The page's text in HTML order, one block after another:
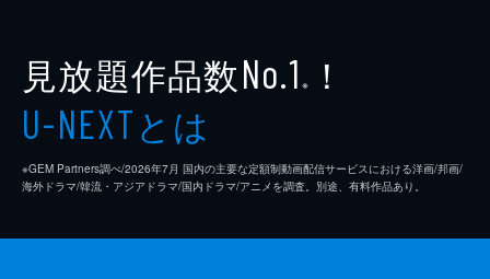
見放題作品数No.1 ※ ！
U-NEXTとは
※GEM Partners調べ/2026年7⽉ 国内の主要な定額制動画配信サービスにおける洋画/邦画/
海外ドラマ/韓流・アジアドラマ/国内ドラマ/アニメを調査。別途、有料作品あり。